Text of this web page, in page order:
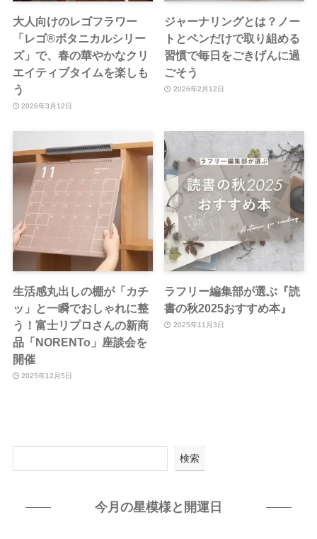
大人向けのレゴフラワー
「レゴ®️ボタニカルシリー
ズ」で、春の華やかなクリ
エイティブタイムを楽しも
う
2026年3月12日
ジャーナリングとは？ノー
トとペンだけで取り組める
習慣で毎日をごきげんに過
ごそう
2026年2月12日
生活感丸出しの棚が「カチ
ッ」と一瞬でおしゃれに整
う！富士リプロさんの新商
品「NORENTo」座談会を
開催
2025年12月5日
ラフリー編集部が選ぶ『読
書の秋2025おすすめ本』
2025年11月3日
検索
今月の星模様と開運日